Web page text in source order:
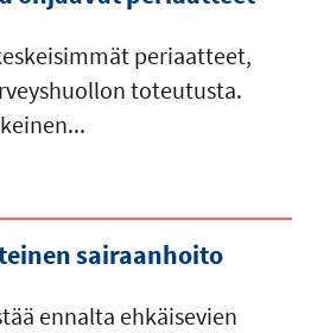
periaatteet,
toteutusta.
sairaanhoito
ennalta ehkäisevien